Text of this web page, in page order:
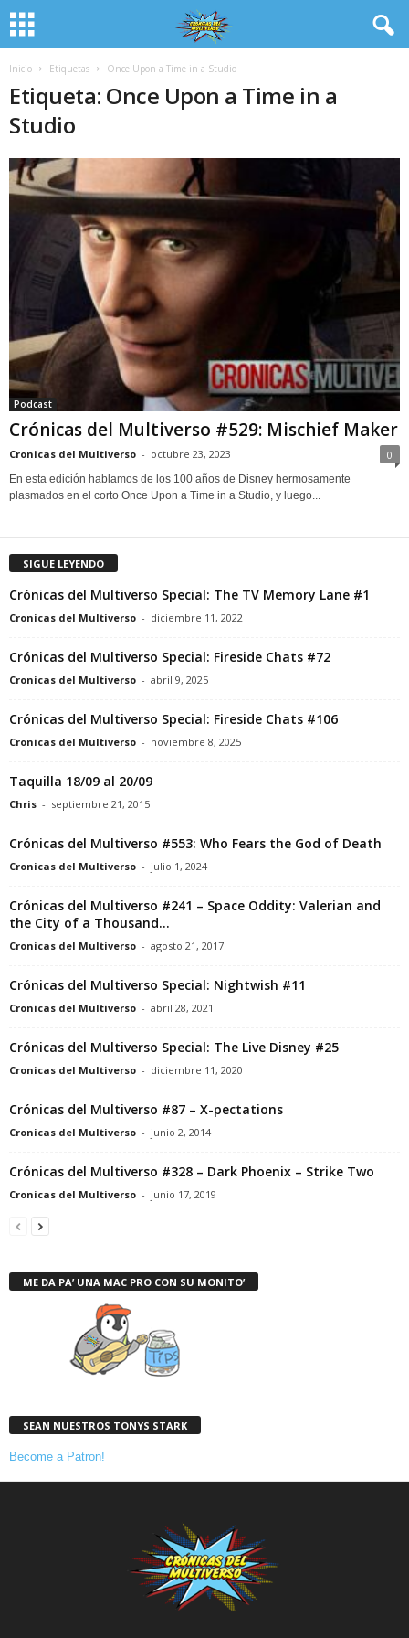
Inicio Etiquetas Once Upon a Time in a Studio
Etiqueta: Once Upon a Time in a
Studio
Podcast
Crónicas del Multiverso #529: Mischief Maker
Cronicas del Multiverso - octubre 23, 2023 0
En esta edición hablamos de los 100 años de Disney hermosamente
plasmados en el corto Once Upon a Time in a Studio, y luego...
SIGUE LEYENDO
Crónicas del Multiverso Special: The TV Memory Lane #1
Cronicas del Multiverso - diciembre 11, 2022
Crónicas del Multiverso Special: Fireside Chats #72
Cronicas del Multiverso - abril 9, 2025
Crónicas del Multiverso Special: Fireside Chats #106
Cronicas del Multiverso - noviembre 8, 2025
Taquilla 18/09 al 20/09
Chris - septiembre 21, 2015
Crónicas del Multiverso #553: Who Fears the God of Death
Cronicas del Multiverso - julio 1, 2024
Crónicas del Multiverso #241 – Space Oddity: Valerian and
the City of a Thousand...
Cronicas del Multiverso - agosto 21, 2017
Crónicas del Multiverso Special: Nightwish #11
Cronicas del Multiverso - abril 28, 2021
Crónicas del Multiverso Special: The Live Disney #25
Cronicas del Multiverso - diciembre 11, 2020
Crónicas del Multiverso #87 – X-pectations
Cronicas del Multiverso - junio 2, 2014
Crónicas del Multiverso #328 – Dark Phoenix – Strike Two
Cronicas del Multiverso - junio 17, 2019
ME DA PA’ UNA MAC PRO CON SU MONITO’
SEAN NUESTROS TONYS STARK
Become a Patron!